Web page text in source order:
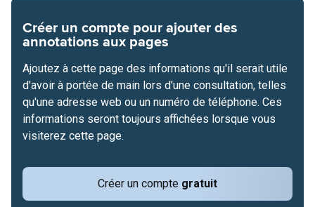
Créer un compte pour ajouter des
annotations aux pages
Créer un compte gratuit
Ajoutez à cette page des informations qu'il serait utile
d'avoir à portée de main lors d'une consultation, telles
qu'une adresse web ou un numéro de téléphone. Ces
informations seront toujours affichées lorsque vous
visiterez cette page.